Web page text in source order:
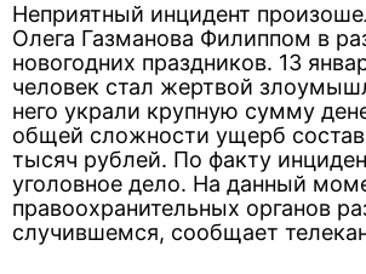
Неприятный инцидент
Олега Газманова Филиппом в
новогодних праздников. 13
человек стал жертвой
него украли крупную сумму
общей сложности ущерб
тысяч рублей. По факту
уголовное дело. На данный
правоохранительных органов
случившемся, сообщает